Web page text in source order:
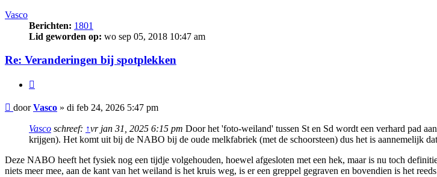
Vasco
Berichten: 1801
Lid geworden op: wo sep 05, 2018 10:47 am
Re: Veranderingen bij spotplekken
Bericht
doorVasco » di feb 24, 2026 5:47 pm
Vasco schreef: ↑vr jan 31, 2025 6:15 pm Door het 'foto-weiland' tussen St en Sd wordt een verhard pad
krijgen). Het komt uit bij de NABO bij de oude melkfabriek (met de schoorsteen) dus het is aannemelijk
Deze NABO heeft het fysiek nog een tijdje volgehouden, hoewel afgesloten met een hek, maar is nu toch
niets meer mee, aan de kant van het weiland is het kruis weg, is er een greppel gegraven en bovendien is het